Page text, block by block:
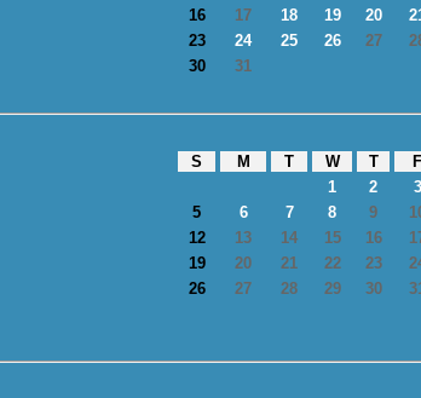
16
17 18 19 20
23
24 25 26 27
30
31
S M T W T F
1
2 3
5
6 7 8 9
12
13 14 15 16
19
20 21 22 23
26
27 28 29 30